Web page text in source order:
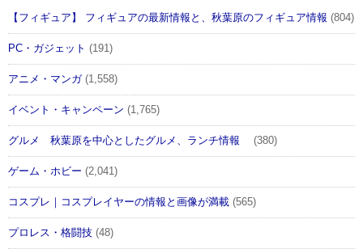
【フィギュア】 フィギュアの最新情報と、秋葉原のフィギュア情報 (804)
PC・ガジェット (191)
アニメ・マンガ(1,558)
イベント・キャンペーン (1,765)
グルメ 秋葉原を中心としたグルメ、ランチ情報 (380)
ゲーム・ホビー (2,041)
コスプレ｜コスプレイヤーの情報と画像が満載 (565)
プロレス・格闘技 (48)